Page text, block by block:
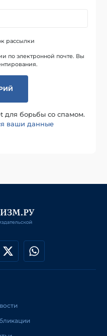
рассылки
по электронной почте. Вы
для борьбы со спамом.
ваши данные